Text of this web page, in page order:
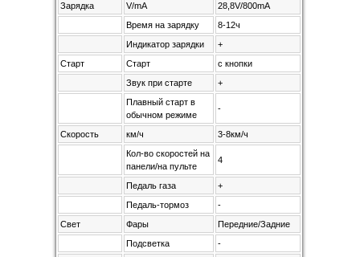
Зарядка
V/mA
28,8V/800mA
Время на зарядку
8-12ч
Индикатор зарядки
+
Старт
Старт
с кнопки
Звук при старте
+
Плавный старт в
обычном режиме
-
Скорость км/ч
3-8км/ч
Кол-во скоростей на
панели/на пульте
4
Педаль газа
+
Педаль-тормоз
-
Свет
Фары
Передние/Задние
Подсветка
-